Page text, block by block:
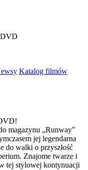
Katalog filmów
magazynu „Runway”
jej legendarna
do walki o przyszłość
Znajome twarze i
tej stylowej kontynuacji